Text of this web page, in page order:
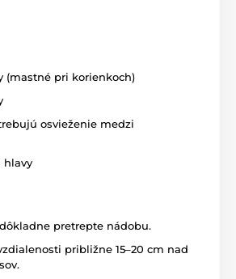
(mastné pri korienkoch)
osvieženie medzi
hlavy
pretrepte nádobu.
približne 15–20 cm nad